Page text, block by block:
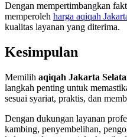
Dengan mempertimbangkan
memperoleh harga aqiqah
kualitas layanan yang diterima.
Kesimpulan
Memilih aqiqah Jakarta
langkah penting untuk
sesuai syariat, praktis, dan
Dengan dukungan layanan
kambing, penyembelihan,